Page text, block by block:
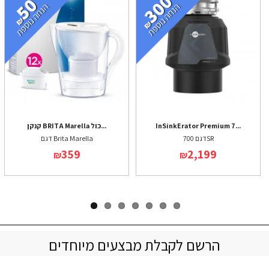
קנקן BRITA Marella כול...
דגם Brita Marella
₪359
InSinkErator Premium 7...
דגם 700SR
₪2,199
הרשם לקבלת מבצעים מיוחדים